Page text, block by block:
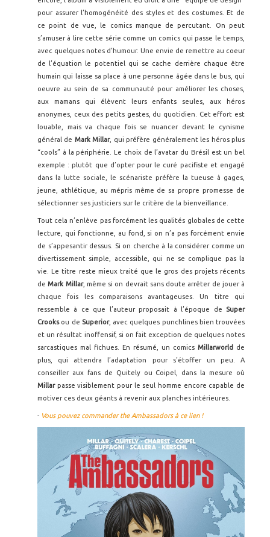
pour assurer l’homogénéité des styles et des costumes. Et de
ce point de vue, le comics manque de percutant. On peut
s’amuser à lire cette série comme un comics qui passe le temps,
avec quelques notes d’humour. Une envie de remettre au coeur
de l’équation le potentiel qui se cache derrière chaque être
humain qui laisse sa place à une personne âgée dans le bus, qui
oeuvre au sein de sa communauté pour améliorer les choses,
aux mamans qui élèvent leurs enfants seules, aux héros
anonymes, ceux des petits gestes, du quotidien. Cet effort est
louable, mais va chaque fois se nuancer devant le cynisme
général de Mark Millar, qui préfère généralement les héros plus
“cools” à la périphérie. Le choix de l’avatar du Brésil est un bel
exemple : plutôt que d’opter pour le curé pacifiste et engagé
dans la lutte sociale, le scénariste préfère la tueuse à gages,
jeune, athlétique, au mépris même de sa propre promesse de
sélectionner ses justiciers sur le critère de la bienveillance.
Tout cela n’enlève pas forcément les qualités globales de cette
lecture, qui fonctionne, au fond, si on n’a pas forcément envie
de s’appesantir dessus. Si on cherche à la considérer comme un
divertissement simple, accessible, qui ne se complique pas la
vie. Le titre reste mieux traité que le gros des projets récents
deMark Millar, même si on devrait sans doute arrêter de jouer à
chaque fois les comparaisons avantageuses. Un titre qui
ressemble à ce que l’auteur proposait à l’époque de Super
Crooksou de Superior, avec quelques punchlines bien trouvées
et un résultat inoffensif, si on fait exception de quelques notes
sarcastiques mal fichues. En résumé, un comics Millarworld
de
plus, qui attendra l’adaptation pour s’étoffer un peu. A
conseiller aux fans de Quitely ou Coipel, dans la mesure où
Millarpasse visiblement pour le seul homme encore capable de
motiver ces deux géants à revenir aux planches intérieures.
- Vous pouvez commander the Ambassadors à ce lien !